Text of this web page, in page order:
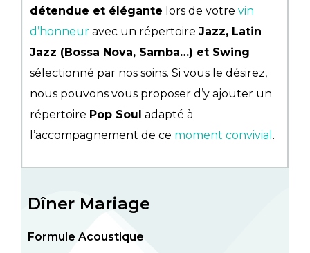
détendue et élégante lors de votre vin
d’honneur avec un répertoire Jazz, Latin
Jazz (Bossa Nova, Samba…) et Swing
sélectionné par nos soins. Si vous le désirez,
nous pouvons vous proposer d’y ajouter un
répertoire Pop Soul adapté à
l’accompagnement de ce moment convivial .
Dîner Mariage
Formule Acoustique